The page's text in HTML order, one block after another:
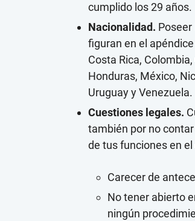
cumplido los 29 años.
Nacionalidad.
figuran en el
Costa Rica,
Honduras, México,
Uruguay y Venezuela.
Cuestiones legales.
también por no
de tus funciones en el
Carecer de
No tener abierto
ningún